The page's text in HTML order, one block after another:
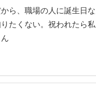
ら、職場の人に誕生日
たくない。祝われたら